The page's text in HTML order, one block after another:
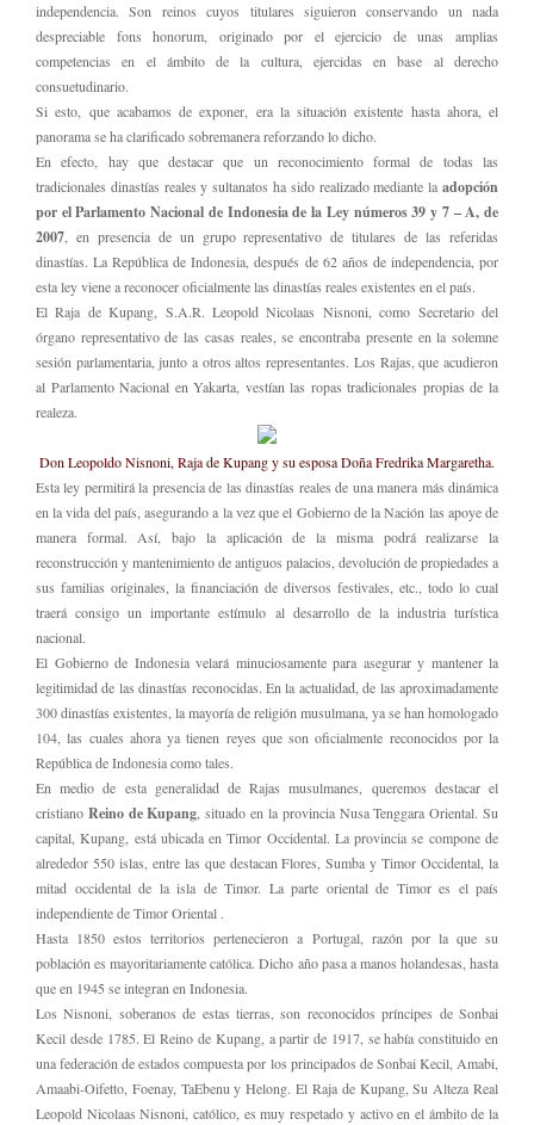
independencia. Son reinos cuyos titulares siguieron conservando un nada
despreciable fons honorum, originado por el ejercicio de unas amplias
competencias en el ámbito de la cultura, ejercidas en base al derecho
consuetudinario.
Si esto, que acabamos de exponer, era la situación existente hasta ahora, el
panorama se ha clarificado sobremanera reforzando lo dicho.
En efecto, hay que destacar que un reconocimiento formal de todas las
tradicionales dinastías reales y sultanatos ha sido realizado mediante la adopción
por el Parlamento Nacional de Indonesia de la Ley números 39 y 7 – A, de
2007 , en presencia de un grupo representativo de titulares de las referidas
dinastías. La República de Indonesia, después de 62 años de independencia, por
esta ley viene a reconocer oficialmente las dinastías reales existentes en el país.
El Raja de Kupang, S.A.R. Leopold Nicolaas Nisnoni, como Secretario del
órgano representativo de las casas reales, se encontraba presente en la solemne
sesión parlamentaria, junto a otros altos representantes. Los Rajas, que acudieron
al Parlamento Nacional en Yakarta, vestían las ropas tradicionales propias de la
realeza.
Don Leopoldo Nisnoni, Raja de Kupang y su esposa Doña Fredrika Margaretha.
Esta ley permitirá la presencia de las dinastías reales de una manera más dinámica
en la vida del país, asegurando a la vez que el Gobierno de la Nación las apoye de
manera formal. Así, bajo la aplicación de la misma podrá realizarse la
reconstrucción y mantenimiento de antiguos palacios, devolución de propiedades a
sus familias originales, la financiación de diversos festivales, etc., todo lo cual
traerá consigo un importante estímulo al desarrollo de la industria turística
nacional.
El Gobierno de Indonesia velará minuciosamente para asegurar y mantener la
legitimidad de las dinastías reconocidas. En la actualidad, de las aproximadamente
300 dinastías existentes, la mayoría de religión musulmana, ya se han homologado
104, las cuales ahora ya tienen reyes que son oficialmente reconocidos por la
República de Indonesia como tales.
En medio de esta generalidad de Rajas musulmanes, queremos destacar el
cristiano Reino de Kupang , situado en la provincia Nusa Tenggara Oriental. Su
capital, Kupang, está ubicada en Timor Occidental. La provincia se compone de
alrededor 550 islas, entre las que destacan Flores, Sumba y Timor Occidental, la
mitad occidental de la isla de Timor. La parte oriental de Timor es el país
independiente de Timor Oriental .
Hasta 1850 estos territorios pertenecieron a Portugal, razón por la que su
población es mayoritariamente católica. Dicho año pasa a manos holandesas, hasta
que en 1945 se integran en Indonesia.
Los Nisnoni, soberanos de estas tierras, son reconocidos príncipes de Sonbai
Kecil desde 1785. El Reino de Kupang, a partir de 1917, se había constituido en
una federación de estados compuesta por los principados de Sonbai Kecil, Amabi,
Amaabi-Oifetto, Foenay, TaEbenu y Helong. El Raja de Kupang, Su Alteza Real
Leopold Nicolaas Nisnoni, católico, es muy respetado y activo en el ámbito de la